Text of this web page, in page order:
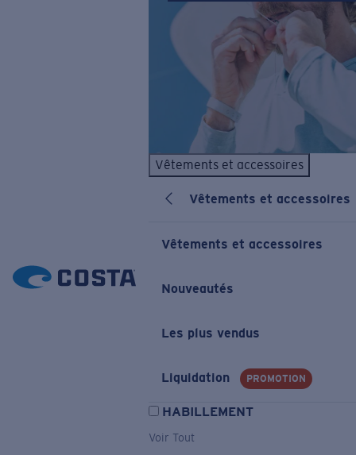
Vêtements et accessoires
Vêtements et accessoires
Vêtements et accessoires
Nouveautés
Les plus vendus
Liquidation PROMOTION
HABILLEMENT
Voir Tout